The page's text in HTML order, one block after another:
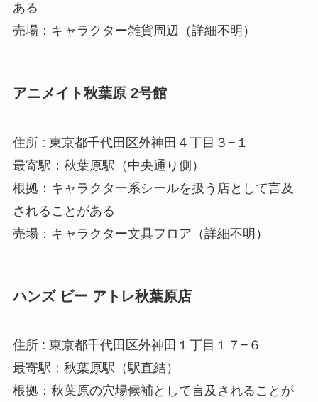
ある
売場：キャラクター雑貨周辺（詳細不明）
アニメイト秋葉原 2号館
住所 : 東京都千代田区外神田４丁目３−１
最寄駅：秋葉原駅（中央通り側）
根拠：キャラクター系シールを扱う店として言及
されることがある
売場：キャラクター文具フロア（詳細不明）
ハンズ ビー アトレ秋葉原店
住所 : 東京都千代田区外神田１丁目１７−６
最寄駅：秋葉原駅（駅直結）
根拠：秋葉原の穴場候補として言及されることが